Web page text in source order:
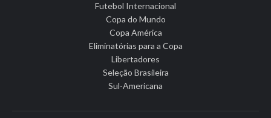
Futebol Internacional
Copa do Mundo
Copa América
Eliminatórias para a Copa
Libertadores
Seleção Brasileira
Sul-Americana